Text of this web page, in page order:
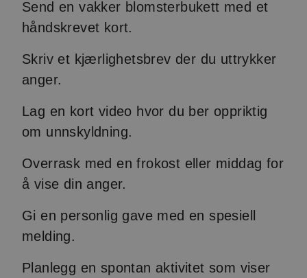
Send en vakker blomsterbukett med et
håndskrevet kort.
Skriv et kjærlighetsbrev der du uttrykker
anger.
Lag en kort video hvor du ber oppriktig
om unnskyldning.
Overrask med en frokost eller middag for
å vise din anger.
Gi en personlig gave med en spesiell
melding.
Planlegg en spontan aktivitet som viser